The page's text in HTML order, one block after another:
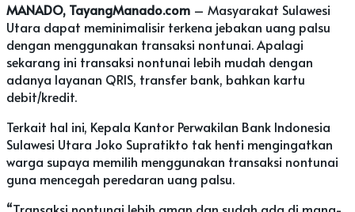
MANADO, TayangManado.com – Masyarakat Sulawesi
Utara dapat meminimalisir terkena jebakan uang palsu
dengan menggunakan transaksi nontunai. Apalagi
sekarang ini transaksi nontunai lebih mudah dengan
adanya layanan QRIS, transfer bank, bahkan kartu
debit/kredit.
Terkait hal ini, Kepala Kantor Perwakilan Bank Indonesia
Sulawesi Utara Joko Supratikto tak henti mengingatkan
warga supaya memilih menggunakan transaksi nontunai
guna mencegah peredaran uang palsu.